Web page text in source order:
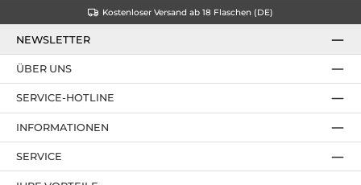
Kostenloser Versand ab 18 Flaschen (DE)
NEWSLETTER
SERVICE-HOTLINE
ÜBER UNS
INFORMATIONEN
SERVICE